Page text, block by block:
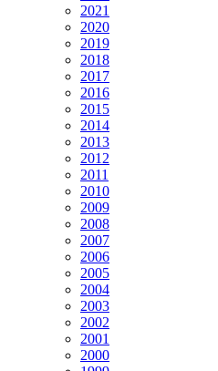
2021
2020
2019
2018
2017
2016
2015
2014
2013
2012
2011
2010
2009
2008
2007
2006
2005
2004
2003
2002
2001
2000